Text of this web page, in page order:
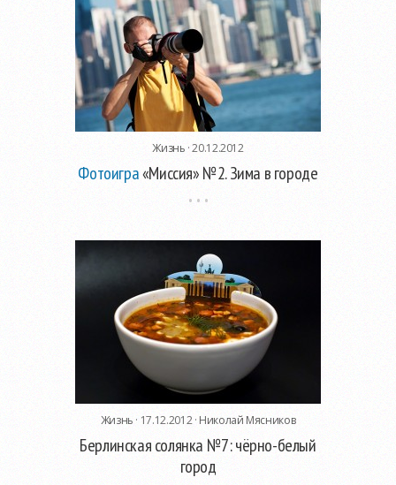
Жизнь · 20.12.2012
Фотоигра«Миссия» №2. Зима в городе
Жизнь · 17.12.2012 ·Николай Мясников
Берлинская солянка №7: чёрно-белый
город